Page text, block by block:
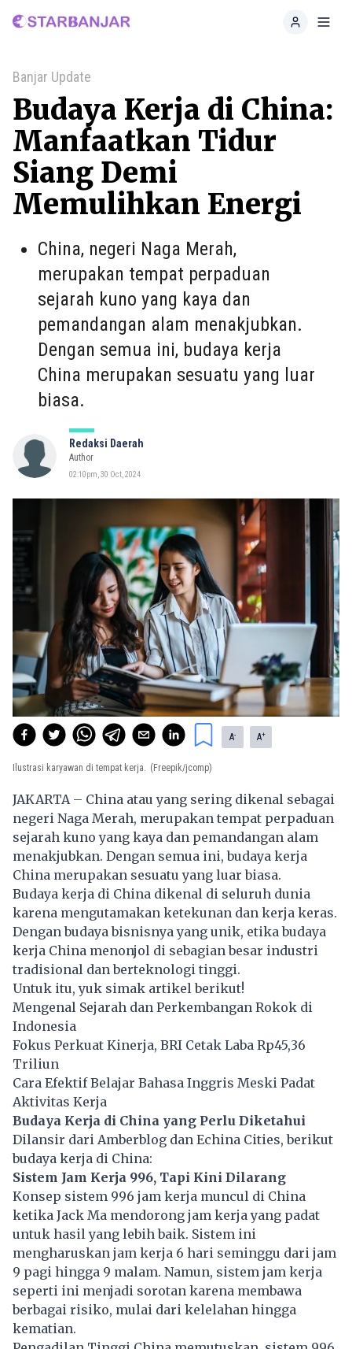
Home
Banjar Update
Budaya Kerja di China:
Manfaatkan Tidur
Siang Demi
Memulihkan Energi
China, negeri Naga Merah,
merupakan tempat perpaduan
sejarah kuno yang kaya dan
pemandangan alam menakjubkan.
Dengan semua ini, budaya kerja
China merupakan sesuatu yang luar
biasa.
Redaksi Daerah
Author
02:10pm, 30 Oct, 2024
A- A+
Ilustrasi karyawan di tempat kerja. (Freepik/jcomp)
JAKARTA – China atau yang sering dikenal sebagai
negeri Naga Merah, merupakan tempat perpaduan
sejarah kuno yang kaya dan pemandangan alam
menakjubkan. Dengan semua ini, budaya kerja
China merupakan sesuatu yang luar biasa.
Budaya kerja di China dikenal di seluruh dunia
karena mengutamakan ketekunan dan kerja keras.
Dengan budaya bisnisnya yang unik, etika budaya
kerja China menonjol di sebagian besar industri
tradisional dan berteknologi tinggi.
Untuk itu, yuk simak artikel berikut!
Mengenal Sejarah dan Perkembangan Rokok di
Indonesia
Fokus Perkuat Kinerja, BRI Cetak Laba Rp45,36
Triliun
Cara Efektif Belajar Bahasa Inggris Meski Padat
Aktivitas Kerja
Budaya Kerja di China yang Perlu Diketahui
Dilansir dari Amberblog dan Echina Cities, berikut
budaya kerja di China:
Sistem Jam Kerja 996, Tapi Kini Dilarang
Konsep sistem 996 jam kerja muncul di China
ketika Jack Ma mendorong jam kerja yang padat
untuk hasil yang lebih baik. Sistem ini
mengharuskan jam kerja 6 hari seminggu dari jam
9 pagi hingga 9 malam. Namun, sistem jam kerja
seperti ini menjadi sorotan karena membawa
berbagai risiko, mulai dari kelelahan hingga
kematian.